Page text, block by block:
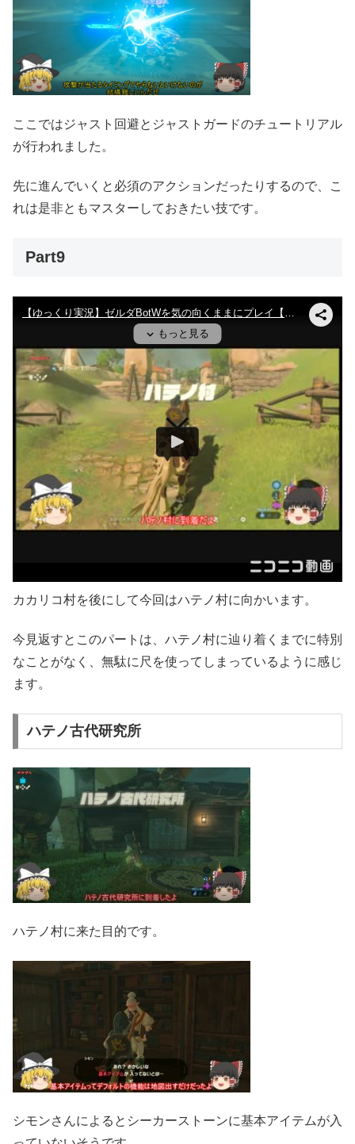
ここではジャスト回避とジャストガードのチュートリアル
が行われました。
先に進んでいくと必須のアクションだったりするので、こ
れは是非ともマスターしておきたい技です。
Part9
カカリコ村を後にして今回はハテノ村に向かいます。
今見返すとこのパートは、ハテノ村に辿り着くまでに特別
なことがなく、無駄に尺を使ってしまっているように感じ
ます。
ハテノ古代研究所
ハテノ村に来た目的です。
シモンさんによるとシーカーストーンに基本アイテムが入